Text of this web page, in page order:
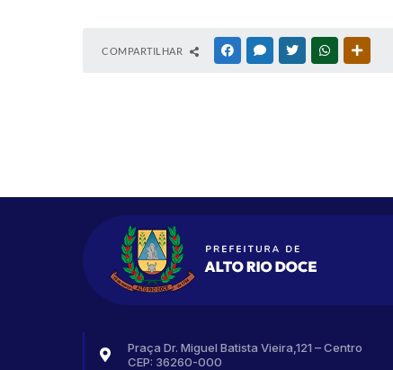
COMPARTILHAR FACEBOOKMESSENGER
TWITTERWHATSAPP
Praça Dr. Miguel Batista Vieira,121 – Centro
CEP: 36260-000